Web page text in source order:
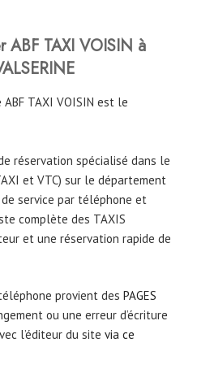
ABF TAXI VOISIN à
TAXI VOISIN est le
réservation spécialisé dans le
et VTC) sur le département
service par téléphone et
complète des TAXIS
et une réservation rapide de
provient des PAGES
ou une erreur d’écriture
l’éditeur du site via ce